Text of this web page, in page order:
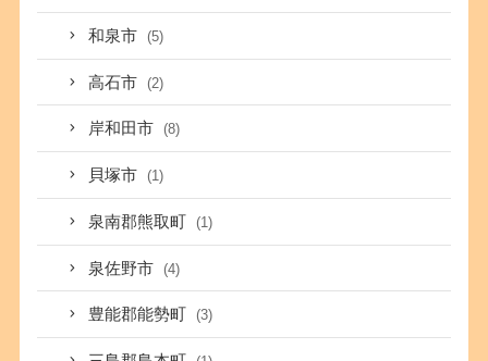
和泉市 (5)
高石市 (2)
岸和田市 (8)
貝塚市 (1)
泉南郡熊取町 (1)
泉佐野市 (4)
豊能郡能勢町 (3)